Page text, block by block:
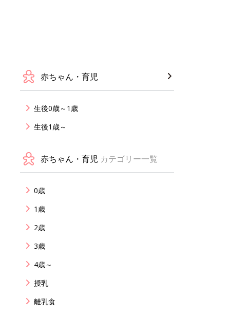
赤ちゃん・育児
生後0歳～1歳
生後1歳～
赤ちゃん・育児 カテゴリー一覧
0歳
1歳
2歳
3歳
4歳～
授乳
離乳食